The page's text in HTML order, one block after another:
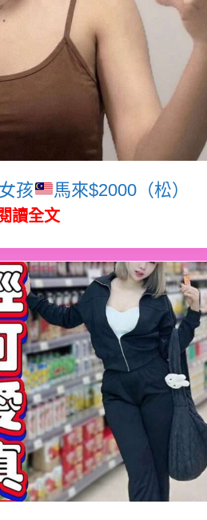
孩 馬來$2000（松）
閱讀全文